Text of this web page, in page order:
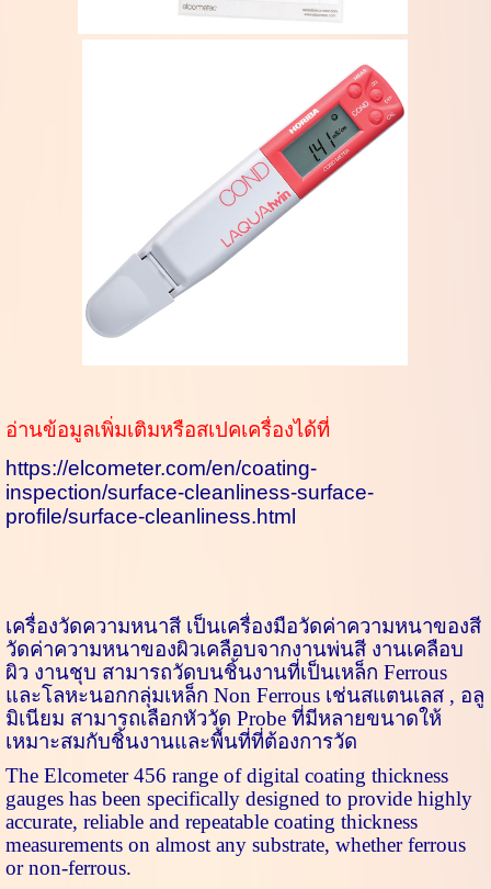
อ่านข้อมูลเพิ่มเติมหรือสเปคเครื่องได้ที่
https://elcometer.com/en/coating-
inspection/surface-cleanliness-surface-
profile/surface-cleanliness.html
เครื่องวัดความหนาสี เป็นเครื่องมือวัดค่าความหนาของสี
วัดค่าความหนาของผิวเคลือบจากงานพ่นสี งานเคลือบ
ผิว งานชุบ สามารถวัดบนชิ้นงานที่เป็นเหล็ก Ferrous
และโลหะนอกกลุ่มเหล็ก Non Ferrous เช่นสแตนเลส , อลู
มิเนียม สามารถเลือกหัววัด Probe ที่มีหลายขนาดให้
เหมาะสมกับชิ้นงานและพื้นที่ที่ต้องการวัด
The Elcometer 456 range of digital coating thickness
gauges has been specifically designed to provide highly
accurate, reliable and repeatable coating thickness
measurements on almost any substrate, whether ferrous
or non-ferrous.